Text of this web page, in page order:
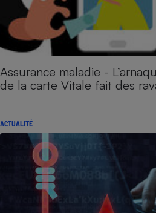
Assurance maladie -
de la carte Vitale fait des
ACTUALITÉ